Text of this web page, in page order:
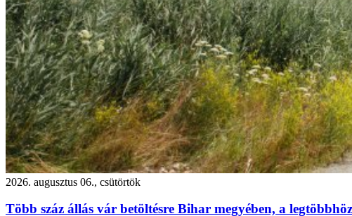
2026. augusztus 06., csütörtök
Több száz állás vár betöltésre Bihar megyében, a